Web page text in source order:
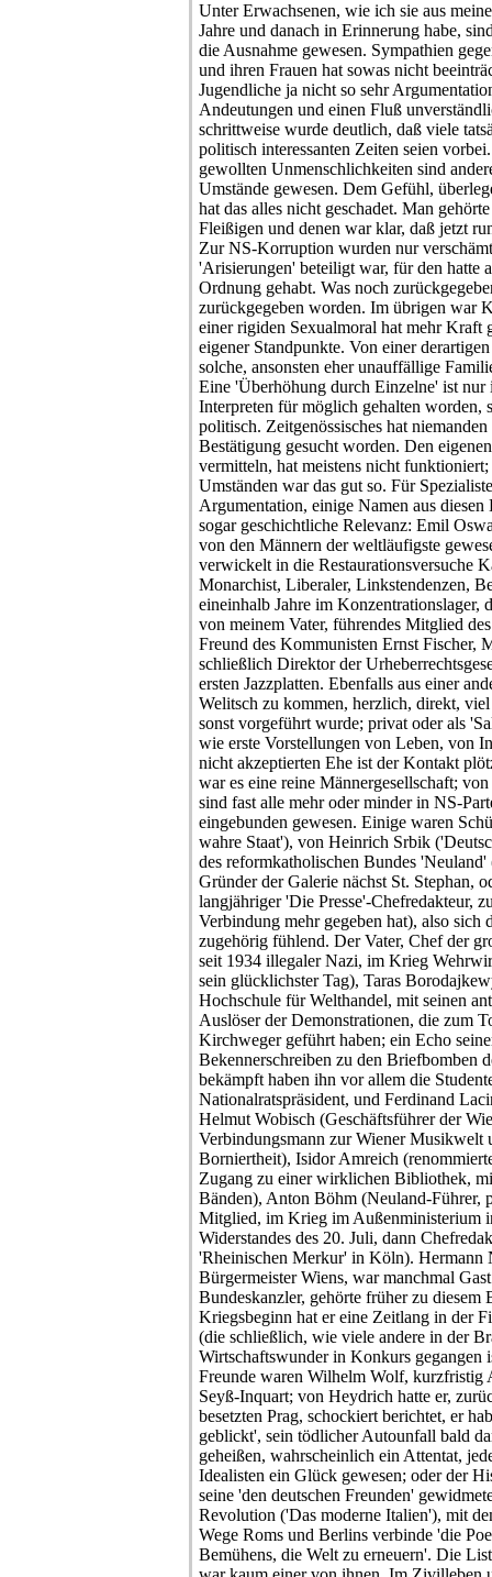
Unter Erwachsenen, wie ich sie aus
Jahre und danach in Erinnerung habe,
die Ausnahme gewesen. Sympathien
und ihren Frauen hat sowas nicht
Jugendliche ja nicht so sehr
Andeutungen und einen Fluß
schrittweise wurde deutlich, daß viele
politisch interessanten Zeiten seien
gewollten Unmenschlichkeiten sind
Umstände gewesen. Dem Gefühl,
hat das alles nicht geschadet. Man
Fleißigen und denen war klar, daß jetzt
Zur NS-Korruption wurden nur
'Arisierungen' beteiligt war, für den hatte
Ordnung gehabt. Was noch
zurückgegeben worden. Im übrigen war
einer rigiden Sexualmoral hat mehr Kraft
eigener Standpunkte. Von einer
solche, ansonsten eher unauffällige
Eine 'Überhöhung durch Einzelne' ist
Interpreten für möglich gehalten worden,
politisch. Zeitgenössisches hat
Bestätigung gesucht worden. Den
vermitteln, hat meistens nicht funktioniert;
Umständen war das gut so. Für
Argumentation, einige Namen aus
sogar geschichtliche Relevanz: Emil
von den Männern der weltläufigste
verwickelt in die Restaurationsversuche
Monarchist, Liberaler, Linkstendenzen,
eineinhalb Jahre im Konzentrationslager,
von meinem Vater, führendes Mitglied
Freund des Kommunisten Ernst Fischer,
schließlich Direktor der
ersten Jazzplatten. Ebenfalls aus einer
Welitsch zu kommen, herzlich, direkt,
sonst vorgeführt wurde; privat oder als
wie erste Vorstellungen von Leben, von
nicht akzeptierten Ehe ist der Kontakt
war es eine reine Männergesellschaft;
sind fast alle mehr oder minder in NS-
eingebunden gewesen. Einige waren
wahre Staat'), von Heinrich Srbik
des reformkatholischen Bundes
Gründer der Galerie nächst St. Stephan,
langjähriger 'Die Presse'-Chefredakteur,
Verbindung mehr gegeben hat), also sich
zugehörig fühlend. Der Vater, Chef der
seit 1934 illegaler Nazi, im Krieg
sein glücklichster Tag), Taras
Hochschule für Welthandel, mit seinen
Auslöser der Demonstrationen, die zum
Kirchweger geführt haben; ein Echo
Bekennerschreiben zu den Briefbomben
bekämpft haben ihn vor allem die
Nationalratspräsident, und Ferdinand
Helmut Wobisch (Geschäftsführer der
Verbindungsmann zur Wiener Musikwelt
Borniertheit), Isidor Amreich
Zugang zu einer wirklichen Bibliothek,
Bänden), Anton Böhm (Neuland-Führer,
Mitglied, im Krieg im Außenministerium
Widerstandes des 20. Juli, dann
'Rheinischen Merkur' in Köln). Hermann
Bürgermeister Wiens, war manchmal
Bundeskanzler, gehörte früher zu diesem
Kriegsbeginn hat er eine Zeitlang in der
(die schließlich, wie viele andere in der
Wirtschaftswunder in Konkurs gegangen
Freunde waren Wilhelm Wolf, kurzfristig
Seyß-Inquart; von Heydrich hatte er,
besetzten Prag, schockiert berichtet, er
geblickt', sein tödlicher Autounfall bald
geheißen, wahrscheinlich ein Attentat,
Idealisten ein Glück gewesen; oder der
seine 'den deutschen Freunden'
Revolution ('Das moderne Italien'), mit
Wege Roms und Berlins verbinde 'die
Bemühens, die Welt zu erneuern'. Die